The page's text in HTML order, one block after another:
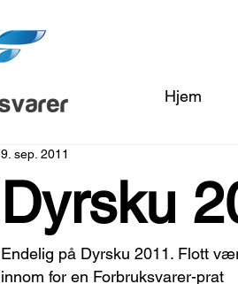
Hjem
Dyrsku
9. sep. 2011
Endelig på Dyrsku 2011. Flott
innom for en Forbruksvarer-prat